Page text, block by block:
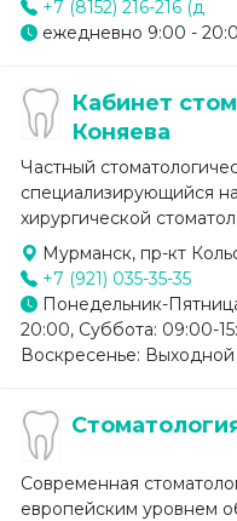
+7 (8152) 216-216 (д
ежедневно 9:00 -
Кабинет
Коняева
Частный
специализирующийся
хирургической
Мурманск, пр-кт
+7 (921) 035-35-35
Понедельник-
20:00, Суббота: 09:00-
Воскресенье: Выходной
Современная
европейским уровнем